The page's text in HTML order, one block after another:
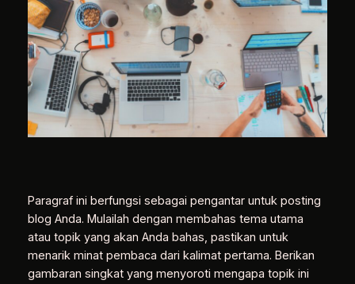
Paragraf ini berfungsi sebagai pengantar untuk posting
blog Anda. Mulailah dengan membahas tema utama
atau topik yang akan Anda bahas, pastikan untuk
menarik minat pembaca dari kalimat pertama. Berikan
gambaran singkat yang menyoroti mengapa topik ini